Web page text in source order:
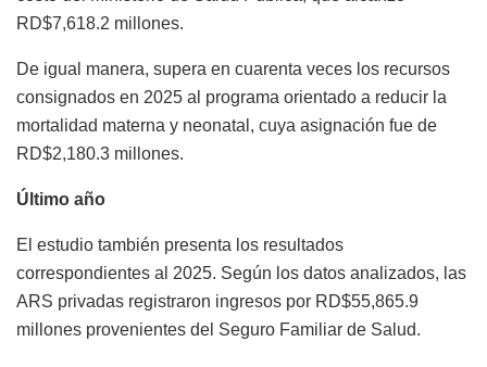
RD$7,618.2 millones.
De igual manera, supera en cuarenta veces los recursos
consignados en 2025 al programa orientado a reducir la
mortalidad materna y neonatal, cuya asignación fue de
RD$2,180.3 millones.
Último año
El estudio también presenta los resultados
correspondientes al 2025. Según los datos analizados, las
ARS privadas registraron ingresos por RD$55,865.9
millones provenientes del Seguro Familiar de Salud.